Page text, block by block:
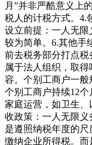
月”并非严酷意义上
税人的计税方式。4.
设立前提：一人无
较为简单。6.其他手
前去税务部分打点税
属于法人组织，取
容。个别工商户一
个别工商户持续12
家庭运营，如卫生
收政策：一人无限义
是遵照纳税年度的
缴纳企业所得税。